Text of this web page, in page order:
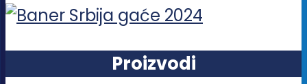
Proizvodi